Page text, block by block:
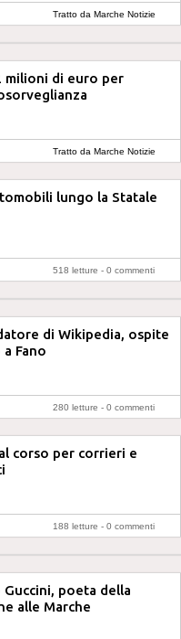
Tratto da Marche Notizie
milioni di euro per
Tratto da Marche Notizie
lungo la Statale
518 letture - 0 commenti
di Wikipedia, ospite
Fano
280 letture - 0 commenti
corso per corrieri e
188 letture - 0 commenti
Guccini, poeta della
alle Marche